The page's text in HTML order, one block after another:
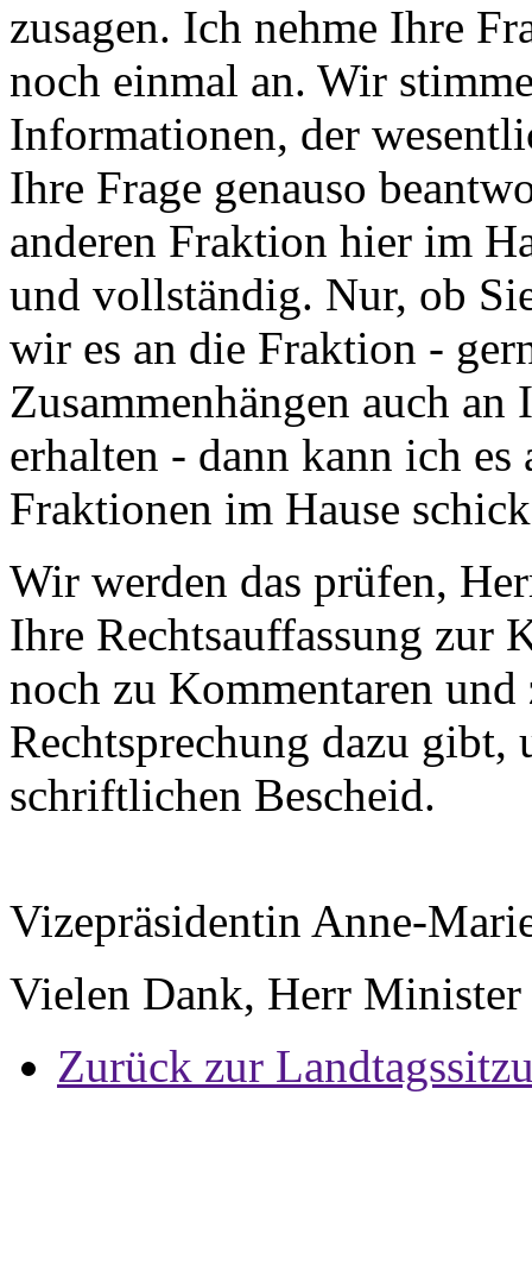
zusagen. Ich nehme Ihre
noch einmal an. Wir
Informationen, der
Ihre Frage genauso
anderen Fraktion hier im
und vollständig. Nur, ob
wir es an die Fraktion -
Zusammenhängen auch
erhalten - dann kann ich
Fraktionen im Hause
Wir werden das prüfen,
Ihre Rechtsauffassung zur
noch zu Kommentaren und
Rechtsprechung dazu gibt,
schriftlichen Bescheid.
Vizepräsidentin Anne-
Vielen Dank, Herr
Zurück zur